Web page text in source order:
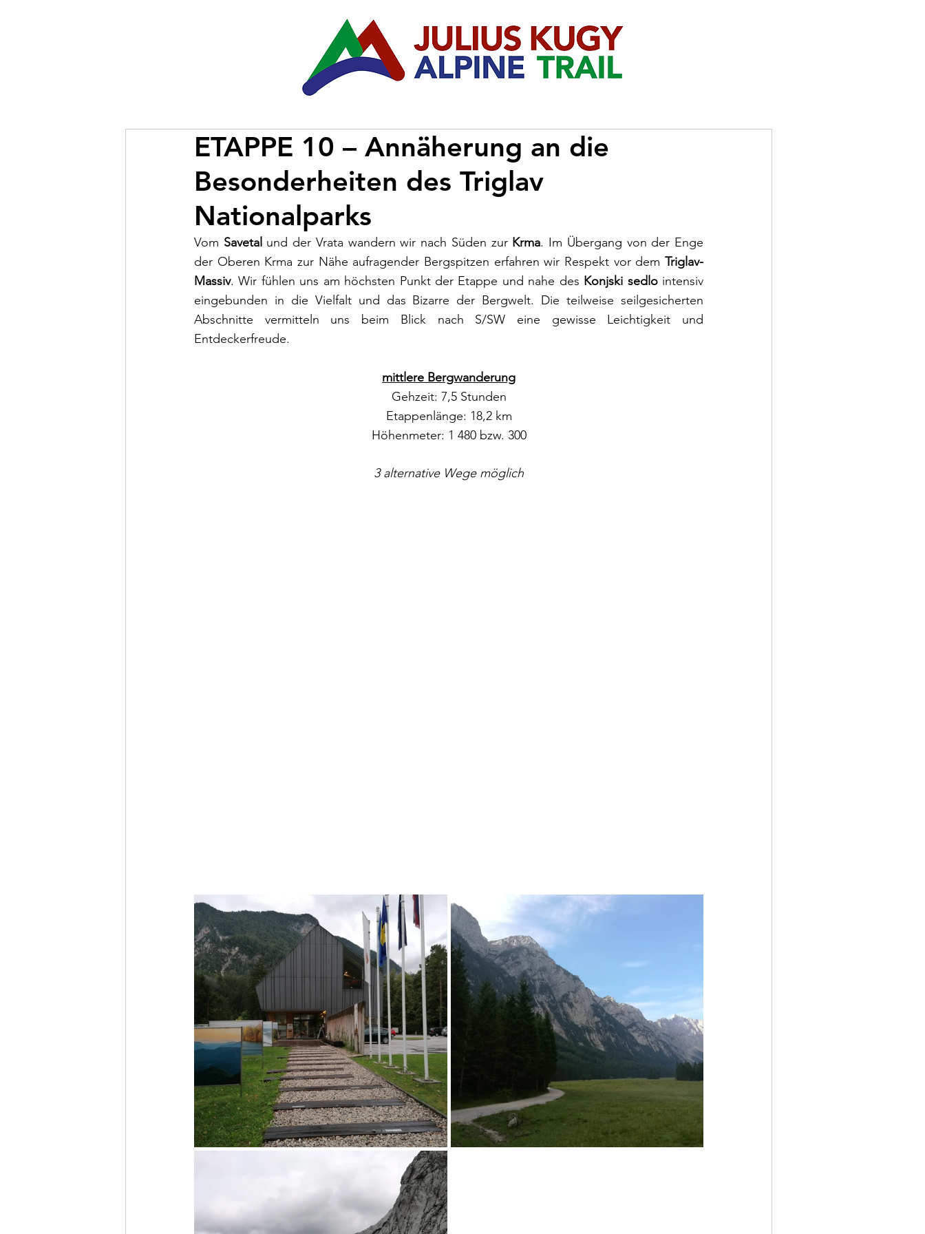
ETAPPE 10 – Annäherung an die
Besonderheiten des Triglav
Nationalparks
Vom Savetal und der Vrata wandern wir nach Süden zur Krma. Im Übergang von der Enge
der Oberen Krma zur Nähe aufragender Bergspitzen erfahren wir Respekt vor dem Triglav-
Massiv. Wir fühlen uns am höchsten Punkt der Etappe und nahe des Konjski sedlo intensiv
eingebunden in die Vielfalt und das Bizarre der Bergwelt. Die teilweise seilgesicherten
Abschnitte vermitteln uns beim Blick nach S/SW eine gewisse Leichtigkeit und
Entdeckerfreude.
mittlere Bergwanderung
Gehzeit: 7,5 Stunden
Etappenlänge: 18,2 km
Höhenmeter: 1 480 bzw. 300
3 alternative Wege möglich